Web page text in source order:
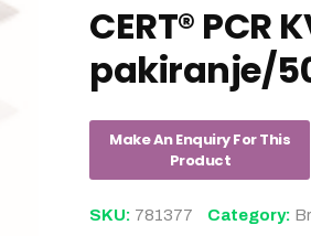
CERT® PCR
pakiranje/
SKU: 781377 Category: